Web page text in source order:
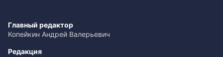
Главный редактор
Копейкин Андрей Валерьевич
Редакция